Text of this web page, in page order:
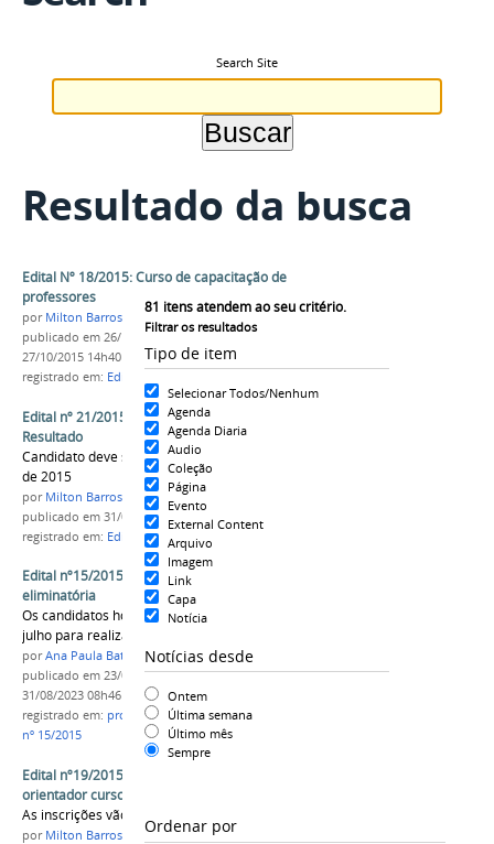
Search Site
Resultado da busca
81 itens atendem ao seu critério.
Filtrar os resultados
Tipo de item
Selecionar Todos/Nenhum
Agenda
Agenda Diaria
Audio
Coleção
Página
Evento
External Content
Arquivo
Imagem
Link
Capa
Notícia
Notícias desde
Ontem
Última semana
Último mês
Sempre
Ordenar por
Edital Nº 18/2015: Curso de capacitação de
professores
por Milton Barros
publicado em 26/10/2015—última modificação
27/10/2015 14h40
registrado em: Edital nº18/2015
Edital nº 21/2015 Curso de idiomas e-tec -
Resultado
Candidato deve se matricular dia 1 de setembro
de 2015
por Milton Barros
publicado em 31/08/2015
registrado em: Edital nº21/2015
Edital nº15/2015 - Orientações para 2ª fase
eliminatória
Os candidatos homologados tem até o dia 31 de
julho para realizar capacitação online
porAna Paula Batista
publicado em 23/07/2015—última modificaçãoem
31/08/2023 08h46
registrado em: professor pesquisador,PROEN
nº 15/2015
Edital nº19/2015 - Professor pesquisador-
orientador cursos de pós-graduação Lato Sensu
As inscrições vão até 19 de agosto
por Milton Barros